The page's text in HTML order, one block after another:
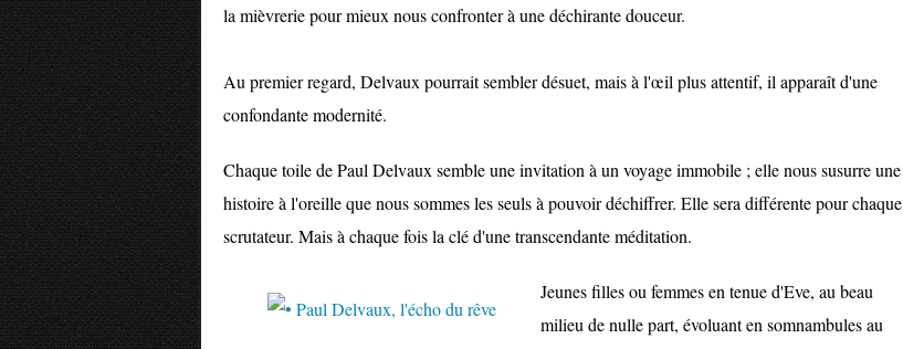
la mièvrerie pour mieux nous confronter à une déchirante douceur.
Au premier regard, Delvaux pourrait sembler désuet, mais à l'œil plus attentif, il apparaît d'une
confondante modernité.
Chaque toile de Paul Delvaux semble une invitation à un voyage immobile ; elle nous susurre une
histoire à l'oreille que nous sommes les seuls à pouvoir déchiffrer. Elle sera différente pour chaque
scrutateur. Mais à chaque fois la clé d'une transcendante méditation.
Jeunes filles ou femmes en tenue d'Eve, au beau
milieu de nulle part, évoluant en somnambules au